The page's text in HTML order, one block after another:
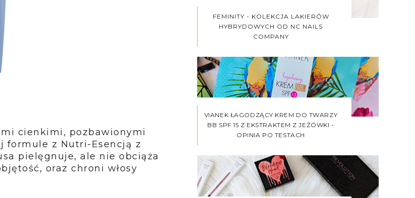
cienkimi, pozbawionymi
formule z Nutri-Esencją z
pielęgnuje, ale nie obciąża
oraz chroni włosy
FEMINITY - KOLEKCJA LAKIERÓW
HYBRYDOWYCH OD NC NAILS
COMPANY
VIANEK ŁAGODZĄCY KREM DO TWARZY
BB SPF 15 Z EKSTRAKTEM Z JEŻÓWKI -
OPINIA PO TESTACH